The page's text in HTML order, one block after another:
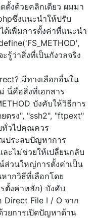
ตั้งด้วยคลิกเดียว ผมมา
ซึ่งแนะนำให้ปรับ
ด้เพิ่มการตั้งค่าที่แนะนำ
รู้ว่าสิ่งที่เป็นกังวลจริง
มีทางเลือกอื่นใน
นี่คือสิ่งที่เอกสาร
บังคับให้วิธีการ
ตรง", "ssh2", "ftpext"
ทั่วไปคุณควร
ประสบปัญหาการ
ะไม่ช่วยให้เปลี่ยนกลับ
วนใหญ่การตั้งค่าเป็น
ากวิธีที่เลือกโดย
ตั้งค่าหลัก) บังคับ
Direct File I / O จาก
วยการเปิดปัญหาด้าน